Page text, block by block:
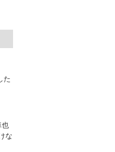
た
也
な